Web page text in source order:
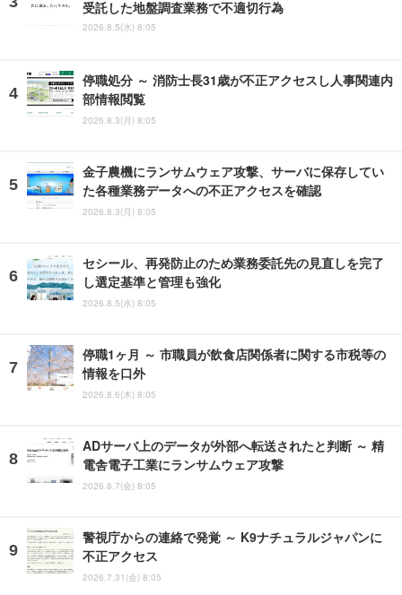
受託した地盤調査業務で不適切行為
2026.8.5(水) 8:05
停職処分 ～ 消防士長31歳が不正アクセスし人事関連内
部情報閲覧
2026.8.3(月) 8:05
金子農機にランサムウェア攻撃、サーバに保存してい
た各種業務データへの不正アクセスを確認
2026.8.3(月) 8:05
セシール、再発防止のため業務委託先の見直しを完了
し選定基準と管理も強化
2026.8.5(水) 8:05
停職1ヶ月 ～ 市職員が飲食店関係者に関する市税等の
情報を口外
2026.8.6(木) 8:05
ADサーバ上のデータが外部へ転送されたと判断 ～ 精
電舎電子工業にランサムウェア攻撃
2026.8.7(金) 8:05
警視庁からの連絡で発覚 ～ K9ナチュラルジャパンに
不正アクセス
2026.7.31(金) 8:05